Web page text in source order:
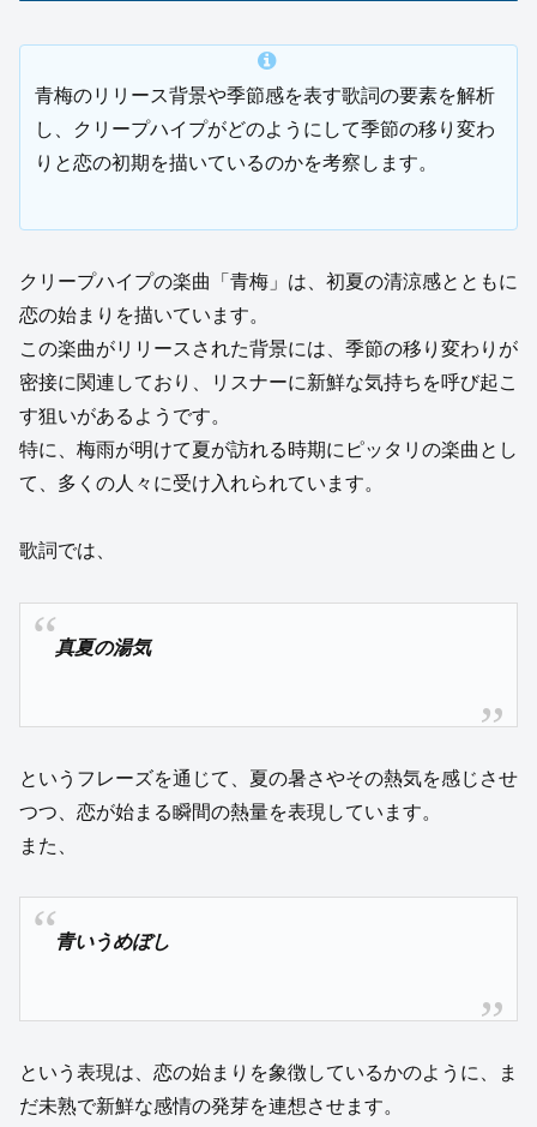
青梅のリリース背景や季節感を表す歌詞の要素を解析
し、クリープハイプがどのようにして季節の移り変わ
りと恋の初期を描いているのかを考察します。
クリープハイプの楽曲「青梅」は、初夏の清涼感とともに
恋の始まりを描いています。
この楽曲がリリースされた背景には、季節の移り変わりが
密接に関連しており、リスナーに新鮮な気持ちを呼び起こ
す狙いがあるようです。
特に、梅雨が明けて夏が訪れる時期にピッタリの楽曲とし
て、多くの人々に受け入れられています。
歌詞では、
真夏の湯気
というフレーズを通じて、夏の暑さやその熱気を感じさせ
つつ、恋が始まる瞬間の熱量を表現しています。
また、
青いうめぼし
という表現は、恋の始まりを象徴しているかのように、ま
だ未熟で新鮮な感情の発芽を連想させます。